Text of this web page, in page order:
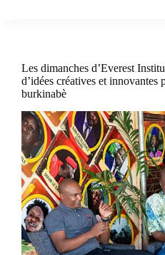
Les dimanches d’Everest
d’idées créatives et innovantes
burkinabè